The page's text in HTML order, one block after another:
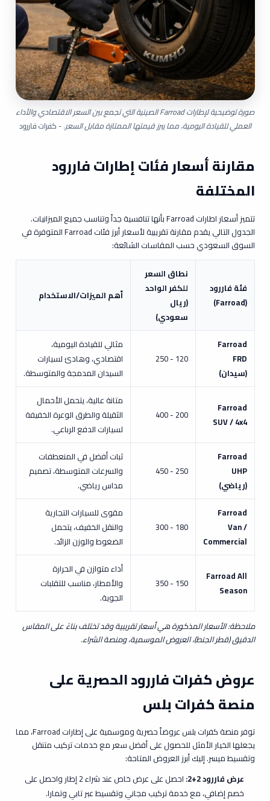
صورة توضيحية لإطارات Farroad الصينية التي تجمع بين السعر الاقتصادي والأداء
العملي للقيادة اليومية، مما يبرز قيمتها الممتازة مقابل السعر.-كفرات فاررود
مقارنة أسعار فئات إطارات فاررود
المختلفة
تتميز أسعار اطارات Farroad بأنها تنافسية جداً وتناسب جميع الميزانيات.
الجدول التالي يقدم مقارنة تقريبية لأسعار أبرز فئات Farroad المتوفرة في
السوق السعودي حسب المقاسات الشائعة:
فئة فاررود
(Farroad)
نطاق السعر
للكفر الواحد
(ريال
سعودي)
أهم الميزات/الاستخدام
Farroad
FRD
(سيدان)
120 - 250
مثالي للقيادة اليومية،
اقتصادي، وهادئ لسيارات
السيدان المدمجة والمتوسطة.
Farroad
SUV / 4x4
200 - 400
متانة عالية، يتحمل الأحمال
الثقيلة والطرق الوعرة الخفيفة
لسيارات الدفع الرباعي.
Farroad
UHP
(رياضي)
250 - 450
ثبات أفضل في المنعطفات
والسرعات المتوسطة، تصميم
مداس رياضي.
Farroad
Van /
Commercial
180 - 300
مقوى للسيارات التجارية
والنقل الخفيف، يتحمل
الضغوط والوزن الزائد.
Farroad All
Season
150 - 350
أداء متوازن في الحرارة
والأمطار، مناسب للتقلبات
الجوية.
ملاحظة: الأسعار المذكورة هي أسعار تقريبية وقد تختلف بناءً على المقاس
الدقيق (قطر الجنط)، العروض الموسمية، ومنصة الشراء.
عروض كفرات فاررود الحصرية على
منصة كفرات بلس
توفر منصة كفرات بلس
عروضاً حصرية وموسمية على إطارات Farroad، مما
يجعلها الخيار الأمثل للحصول على أفضل سعر مع خدمات تركيب متنقل
وتقسيط ميسر. إليك أبرز العروض المتاحة:
عرض فاررود 2+2
:
احصل على عرض خاص عند شراء 2 إطار واحصل على
خصم إضافي، مع خدمة تركيب مجاني وتقسيط عبر تابي وتمارا.